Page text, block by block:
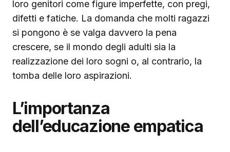
loro genitori come figure imperfette, con pregi,
difetti e fatiche. La domanda che molti ragazzi
si pongono è se valga davvero la pena
crescere, se il mondo degli adulti sia la
realizzazione dei loro sogni o, al contrario, la
tomba delle loro aspirazioni.
L’importanza
dell’educazione empatica